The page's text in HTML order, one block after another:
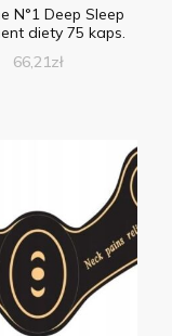
N°1 Deep Sleep
diety 75 kaps.
66,21zł